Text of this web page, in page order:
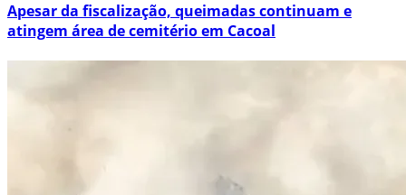
Apesar da fiscalização, queimadas continuam e
atingem área de cemitério em Cacoal